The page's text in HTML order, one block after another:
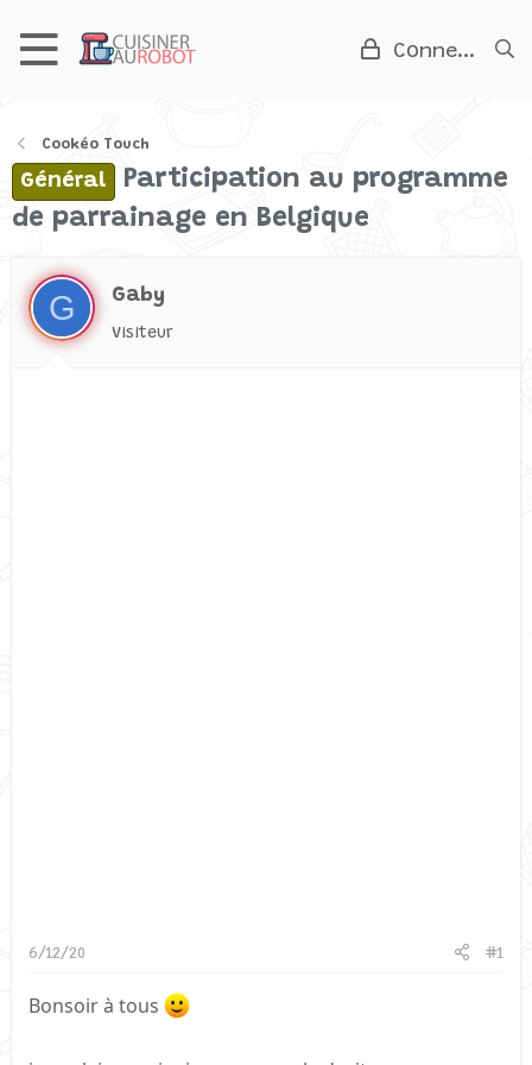
Connexion
Cookéo Touch
Général
Participation au programme
de parrainage en Belgique
G Gaby
Visiteur
6/12/20 #1
Bonsoir à tous